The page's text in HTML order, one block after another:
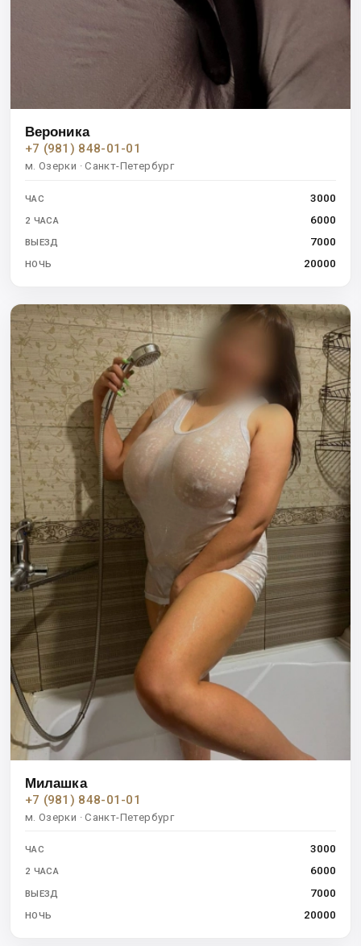
Вероника
+7 (981) 848-01-01
м. Озерки · Санкт-Петербург
ЧАС 3000
2 ЧАСА 6000
ВЫЕЗД 7000
НОЧЬ 20000
Милашка
+7 (981) 848-01-01
м. Озерки · Санкт-Петербург
ЧАС 3000
2 ЧАСА 6000
ВЫЕЗД 7000
НОЧЬ 20000